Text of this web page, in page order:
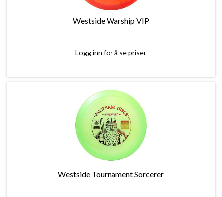
Westside Warship VIP
Logg inn for å se priser
Westside Tournament Sorcerer